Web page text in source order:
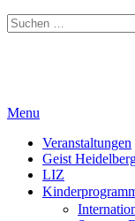
Suchen
nach:
Menu
Veranstaltungen
Geist
LIZ